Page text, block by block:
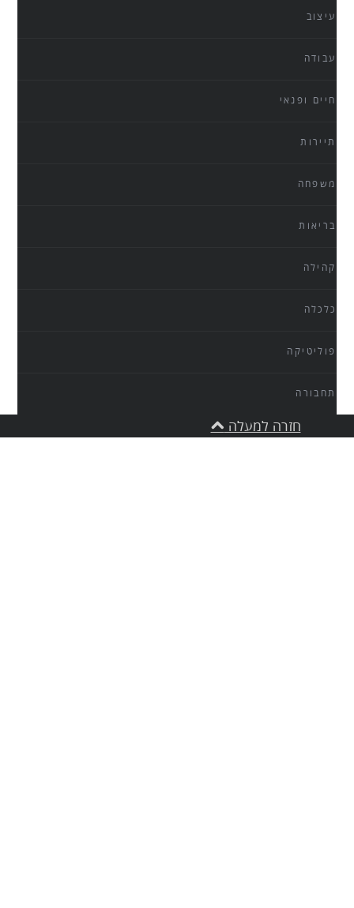
עיצוב
עבודה
חיים ופנאי
תיירות
משפחה
בריאות
קהילה
כלכלה
פוליטיקה
תחבורה
חזרה למעלה